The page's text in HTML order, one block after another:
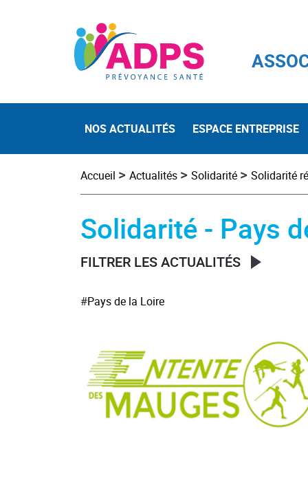
NOS ACTUALITÉS ESPACE ENTREPRISE
Accueil > Actualités > Solidarité > Solidarité
Solidarité - Pays
FILTRER LES ACTUALITÉS
#Pays de la Loire